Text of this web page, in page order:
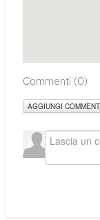
Commenti (0)
AGGIUNGI